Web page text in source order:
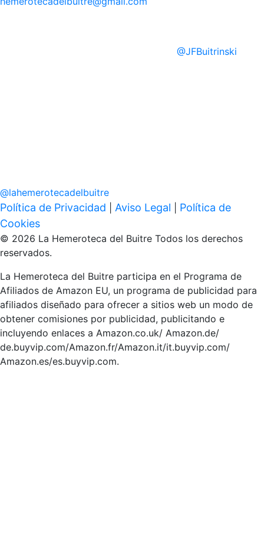
@JFBuitrinski
@lahemerotecadelbuitre
Política de Privacidad Aviso Legal
Política de
Cookies
© 2026 La Hemeroteca del Buitre Todos los derechos
reservados.
La Hemeroteca del Buitre participa en el Programa de
Afiliados de Amazon EU, un programa de publicidad para
afiliados diseñado para ofrecer a sitios web un modo de
obtener comisiones por publicidad, publicitando e
incluyendo enlaces a Amazon.co.uk/ Amazon.de/
de.buyvip.com/Amazon.fr/Amazon.it/it.buyvip.com/
Amazon.es/es.buyvip.com.